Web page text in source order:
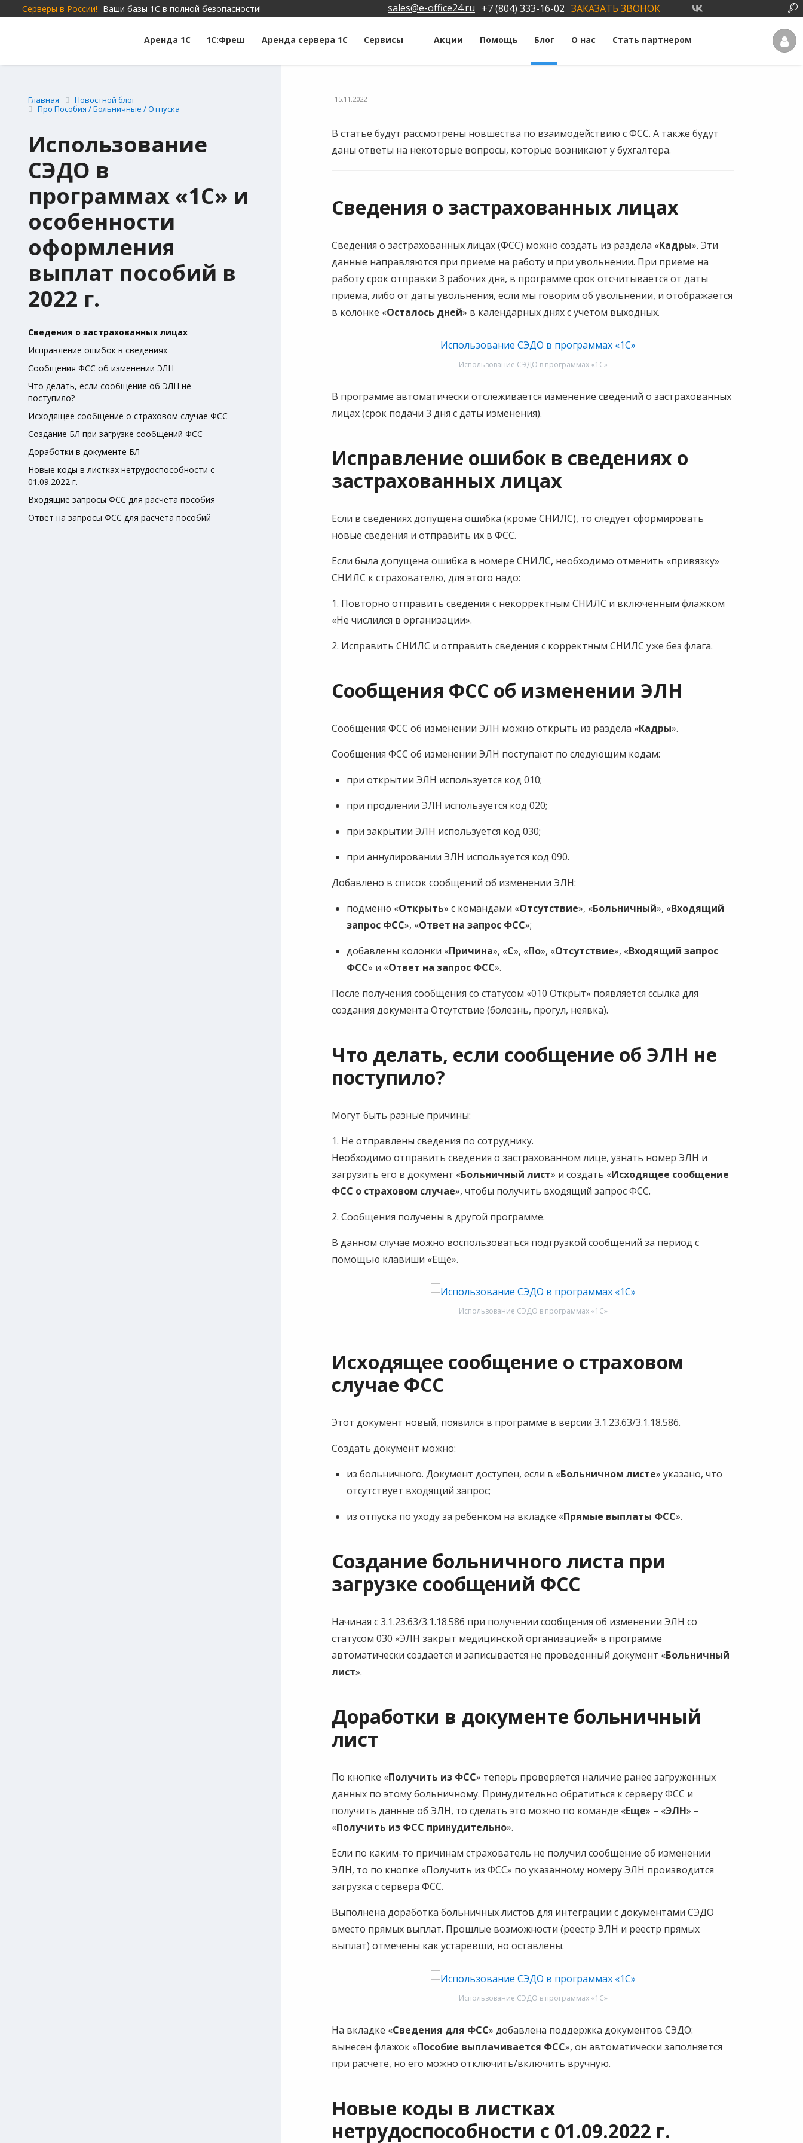
Серверы в России! Ваши базы 1С в полной безопасности! sales@e-office24.ru +7 (804) 333-16-02 ЗАКАЗАТЬ ЗВОНОК
Аренда 1С 1С:Фреш Аренда сервера 1С Сервисы Акции Помощь Блог О нас Стать партнером
Главная
Новостной блог
Про Пособия / Больничные / Отпуска
Использование
СЭДО в
программах «1С» и
особенности
оформления
выплат пособий в
2022 г.
Сведения о застрахованных лицах
Исправление ошибок в сведениях
Сообщения ФСС об изменении ЭЛН
Что делать, если сообщение об ЭЛН не
поступило?
Исходящее сообщение о страховом случае ФСС
Создание БЛ при загрузке сообщений ФСС
Доработки в документе БЛ
Новые коды в листках нетрудоспособности с
01.09.2022 г.
Входящие запросы ФСС для расчета пособия
Ответ на запросы ФСС для расчета пособий
15.11.2022
В статье будут рассмотрены новшества по взаимодействию с ФСС. А также будут
даны ответы на некоторые вопросы, которые возникают у бухгалтера.
Сведения о застрахованных лицах
Сведения о застрахованных лицах (ФСС) можно создать из раздела «Кадры». Эти
данные направляются при приеме на работу и при увольнении. При приеме на
работу срок отправки 3 рабочих дня, в программе срок отсчитывается от даты
приема, либо от даты увольнения, если мы говорим об увольнении, и отображается
в колонке «Осталось дней» в календарных днях с учетом выходных.
Использование СЭДО в программах «1С»
В программе автоматически отслеживается изменение сведений о застрахованных
лицах (срок подачи 3 дня с даты изменения).
Исправление ошибок в сведениях о
застрахованных лицах
Если в сведениях допущена ошибка (кроме СНИЛС), то следует сформировать
новые сведения и отправить их в ФСС.
Если была допущена ошибка в номере СНИЛС, необходимо отменить «привязку»
СНИЛС к страхователю, для этого надо:
1. Повторно отправить сведения с некорректным СНИЛС и включенным флажком
«Не числился в организации».
2. Исправить СНИЛС и отправить сведения с корректным СНИЛС уже без флага.
Сообщения ФСС об изменении ЭЛН
Сообщения ФСС об изменении ЭЛН можно открыть из раздела «Кадры».
Сообщения ФСС об изменении ЭЛН поступают по следующим кодам:
при открытии ЭЛН используется код 010;
при продлении ЭЛН используется код 020;
при закрытии ЭЛН используется код 030;
при аннулировании ЭЛН используется код 090.
Добавлено в список сообщений об изменении ЭЛН:
подменю «Открыть» с командами «Отсутствие», «Больничный», «Входящий
запрос ФСС», «Ответ на запрос ФСС»;
добавлены колонки «Причина», «С», «По», «Отсутствие», «Входящий запрос
ФСС» и «Ответ на запрос ФСС».
После получения сообщения со статусом «010 Открыт» появляется ссылка для
создания документа Отсутствие (болезнь, прогул, неявка).
Что делать, если сообщение об ЭЛН не
поступило?
Могут быть разные причины:
1. Не отправлены сведения по сотруднику.
Необходимо отправить сведения о застрахованном лице, узнать номер ЭЛН и
загрузить его в документ «Больничный лист» и создать «Исходящее сообщение
ФСС о страховом случае», чтобы получить входящий запрос ФСС.
2. Сообщения получены в другой программе.
В данном случае можно воспользоваться подгрузкой сообщений за период с
помощью клавиши «Еще».
Использование СЭДО в программах «1С»
Исходящее сообщение о страховом
случае ФСС
Этот документ новый, появился в программе в версии 3.1.23.63/3.1.18.586.
Создать документ можно:
из больничного. Документ доступен, если в «Больничном листе» указано, что
отсутствует входящий запрос;
из отпуска по уходу за ребенком на вкладке «Прямые выплаты ФСС».
Создание больничного листа при
загрузке сообщений ФСС
Начиная с 3.1.23.63/3.1.18.586 при получении сообщения об изменении ЭЛН со
статусом 030 «ЭЛН закрыт медицинской организацией» в программе
автоматически создается и записывается не проведенный документ «Больничный
лист».
Доработки в документе больничный
лист
По кнопке «Получить из ФСС» теперь проверяется наличие ранее загруженных
данных по этому больничному. Принудительно обратиться к серверу ФСС и
получить данные об ЭЛН, то сделать это можно по команде «Еще» – «ЭЛН» –
«Получить из ФСС принудительно».
Если по каким-то причинам страхователь не получил сообщение об изменении
ЭЛН, то по кнопке «Получить из ФСС» по указанному номеру ЭЛН производится
загрузка с сервера ФСС.
Выполнена доработка больничных листов для интеграции с документами СЭДО
вместо прямых выплат. Прошлые возможности (реестр ЭЛН и реестр прямых
выплат) отмечены как устаревши, но оставлены.
Использование СЭДО в программах «1С»
На вкладке «Сведения для ФСС» добавлена поддержка документов СЭДО:
вынесен флажок «Пособие выплачивается ФСС», он автоматически заполняется
при расчете, но его можно отключить/включить вручную.
Новые коды в листках
нетрудоспособности с 01.09.2022 г.